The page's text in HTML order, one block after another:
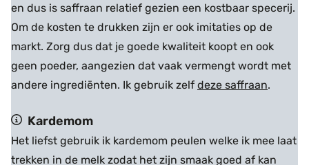
en dus is saffraan relatief gezien een kostbaar specerij.
Om de kosten te drukken zijn er ook imitaties op de
markt. Zorg dus dat je goede kwaliteit koopt en ook
geen poeder, aangezien dat vaak vermengt wordt met
andere ingrediënten. Ik gebruik zelf deze saffraan.
Kardemom
Het liefst gebruik ik kardemom peulen welke ik mee laat
trekken in de melk zodat het zijn smaak goed af kan